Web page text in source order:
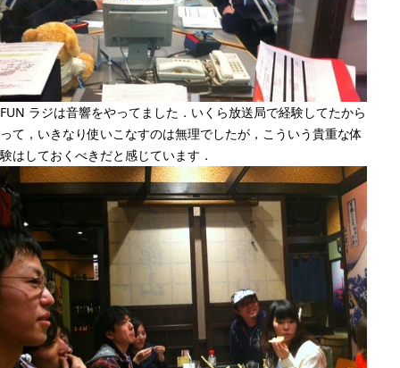
FUN ラジは音響をやってました．いくら放送局で経験してたから
って，いきなり使いこなすのは無理でしたが，こういう貴重な体
験はしておくべきだと感じています．